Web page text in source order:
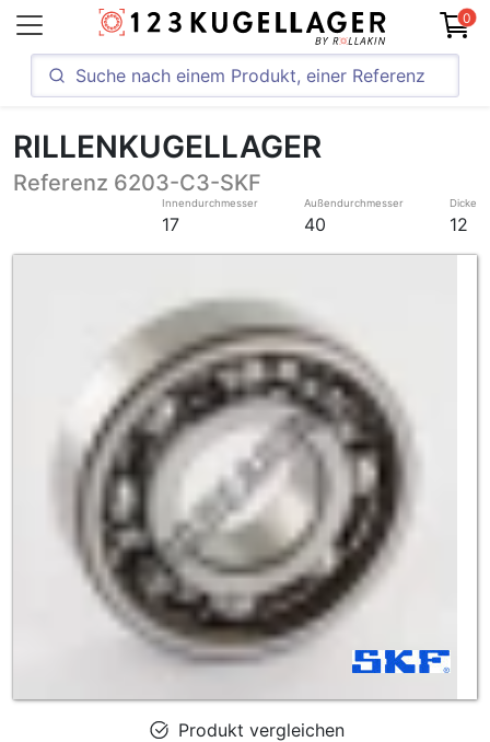
0
RILLENKUGELLAGER
Referenz 6203-C3-SKF
Innendurchmesser
17
Außendurchmesser
40
Dicke
12
Produkt vergleichen